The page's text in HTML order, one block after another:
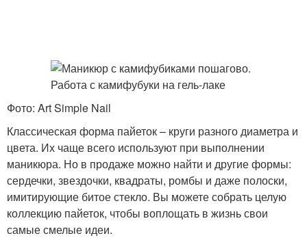
Фото: Art Simple Nail
Классическая форма пайеток – круги разного диаметра и
цвета. Их чаще всего используют при выполнении
маникюра. Но в продаже можно найти и другие формы:
сердечки, звездочки, квадраты, ромбы и даже полоски,
имитирующие битое стекло. Вы можете собрать целую
коллекцию пайеток, чтобы воплощать в жизнь свои
самые смелые идеи.